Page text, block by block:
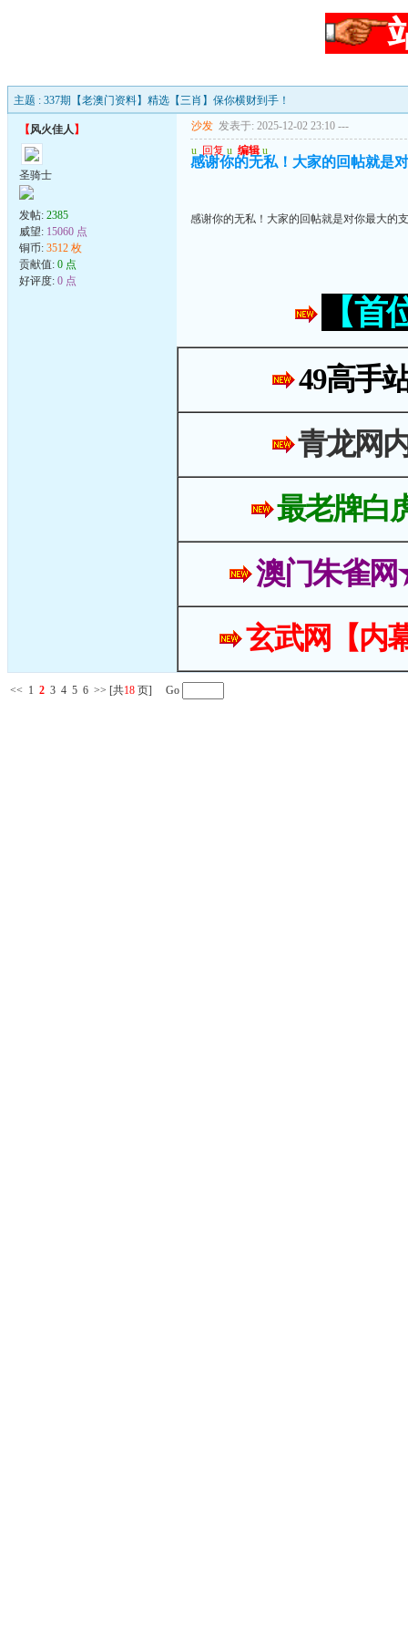
主题 : 337期【老澳门资料】精选【三肖】保你横财到手！
【风火佳人 】
圣骑士
发帖: 2385
威望: 15060 点
铜币: 3512 枚
贡献值: 0 点
好评度: 0 点
沙发 发表于: 2025-12-02 23:10 ---
u 回复 u 编辑 u
感谢你的无私！大家的回帖就是
感谢你的无私！大家的回帖就是对你最大的
【
49高手
青龙网
最老牌白
澳门朱雀
玄武网【内
<< 1 2 3 4 5 6 >> [共18 页] Go